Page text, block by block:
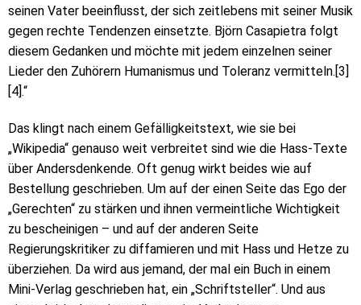
seinen Vater beeinflusst, der sich zeitlebens mit seiner Musik
gegen rechte Tendenzen einsetzte. Björn Casapietra folgt
diesem Gedanken und möchte mit jedem einzelnen seiner
Lieder den Zuhörern Humanismus und Toleranz vermitteln.[3]
[4].“
Das klingt nach einem Gefälligkeitstext, wie sie bei
„Wikipedia“ genauso weit verbreitet sind wie die Hass-Texte
über Andersdenkende. Oft genug wirkt beides wie auf
Bestellung geschrieben. Um auf der einen Seite das Ego der
„Gerechten“ zu stärken und ihnen vermeintliche Wichtigkeit
zu bescheinigen – und auf der anderen Seite
Regierungskritiker zu diffamieren und mit Hass und Hetze zu
überziehen. Da wird aus jemand, der mal ein Buch in einem
Mini-Verlag geschrieben hat, ein „Schriftsteller“. Und aus